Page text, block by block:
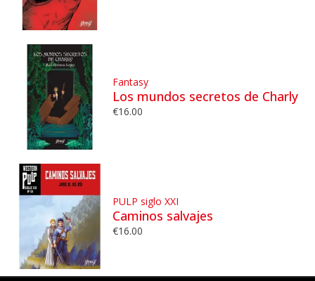
Fantasy
Los mundos secretos de Charly
€16.00
PULP siglo XXI
Caminos salvajes
€16.00